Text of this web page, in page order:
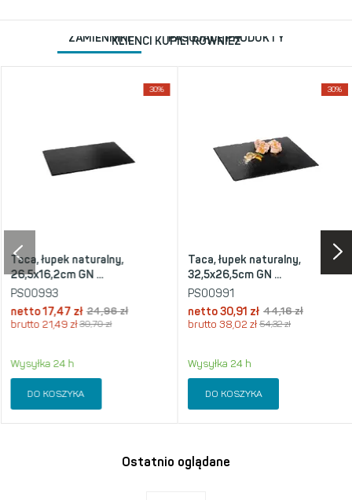
ZAMIENNIKI PASUJĄCE PRODUKTY
KLIENCI KUPILI RÓWNIEŻ
30%
Taca, łupek naturalny,
26,5x16,2cm GN ...
PS00993
netto17,47 zł 24,96 zł
brutto 21,49 zł 30,70 zł
Wysyłka 24 h
DO KOSZYKA
30%
Taca, łupek naturalny,
32,5x26,5cm GN ...
PS00991
netto 30,91 zł 44,16 zł
brutto 38,02 zł 54,32 zł
Wysyłka 24 h
DO KOSZYKA
Ostatnio oglądane